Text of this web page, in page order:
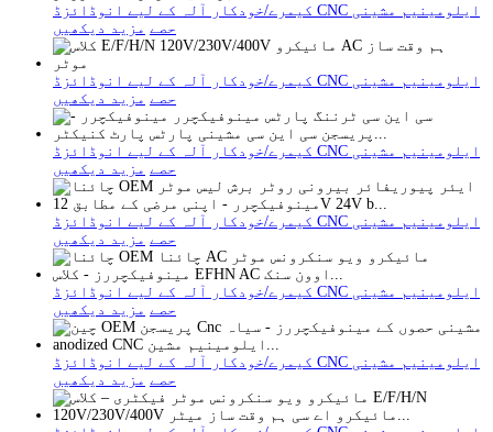
کیمرے/خودکار آلہ کے لیے انوڈائزڈ CNC ایلومینیم مشینی
حصے مزید دیکھیں
کیمرے/خودکار آلہ کے لیے انوڈائزڈ CNC ایلومینیم مشینی
حصے مزید دیکھیں
کیمرے/خودکار آلہ کے لیے انوڈائزڈ CNC ایلومینیم مشینی
حصے مزید دیکھیں
کیمرے/خودکار آلہ کے لیے انوڈائزڈ CNC ایلومینیم مشینی
حصے مزید دیکھیں
کیمرے/خودکار آلہ کے لیے انوڈائزڈ CNC ایلومینیم مشینی
حصے مزید دیکھیں
کیمرے/خودکار آلہ کے لیے انوڈائزڈ CNC ایلومینیم مشینی
حصے مزید دیکھیں